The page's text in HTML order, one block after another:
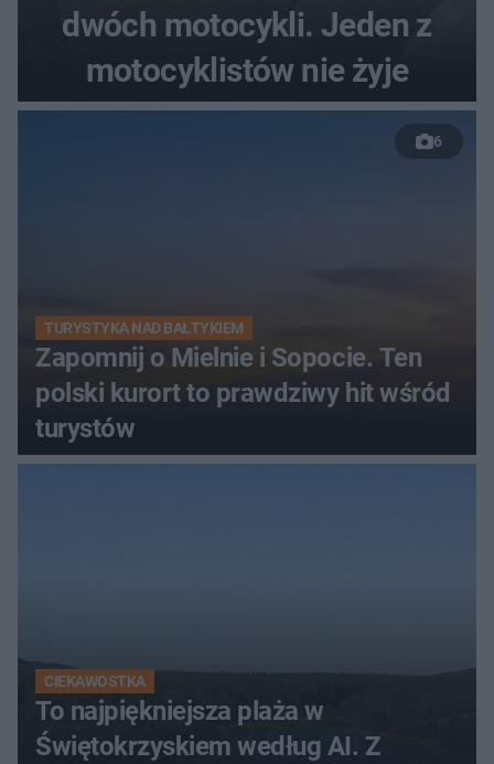
dwóch motocykli. Jeden z
motocyklistów nie żyje
6
TURYSTYKA NAD BAŁTYKIEM
Zapomnij o Mielnie i Sopocie. Ten
polski kurort to prawdziwy hit wśród
turystów
CIEKAWOSTKA
To najpiękniejsza plaża w
Świętokrzyskiem według AI. Z